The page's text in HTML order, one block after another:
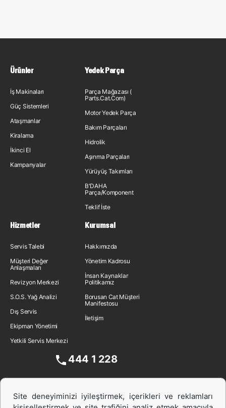
Ürünler
İş Makinaları
Güç Sistemleri
Ataşmanlar
Kiralama
İkinci El
Kampanyalar
Yedek Parça
Parça Mağazası (
Parts.Cat.Com)
Motor Yedek Parça
Bakım Parçaları
Hidrolik
Aşınma Parçaları
Yürüyüş Takımları
B'DAHA
Parça/Komponent
Teklif İste
Hizmetler
Servis Talebi
Müşteri Değer
Anlaşmaları
Revizyon Merkezi
S.O.S. Yağ Analizi
Dış Servis
Ekipman Yönetimi
Yetkili Servis Merkezi
Kurumsal
Hakkımızda
Yönetim Kadrosu
İnsan Kaynakları
Politikamız
Borusan Cat Müşteri
Manifestosu
İletişim
444 1 228
Site deneyiminizi iyileştirmek, içerikleri ve reklamları